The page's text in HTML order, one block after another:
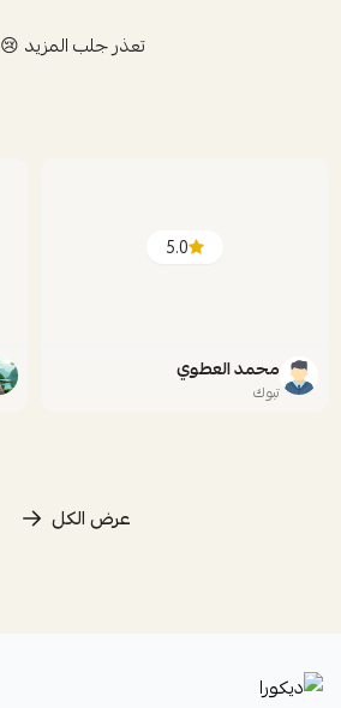
تعذر جلب المزيد 😢
5.0
محمد العطوي
تبوك
عرض الكل